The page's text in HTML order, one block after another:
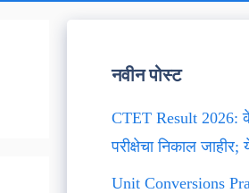
नवीन पोस्ट
CTET Result 2026:
परीक्षेचा निकाल
Unit Conversions